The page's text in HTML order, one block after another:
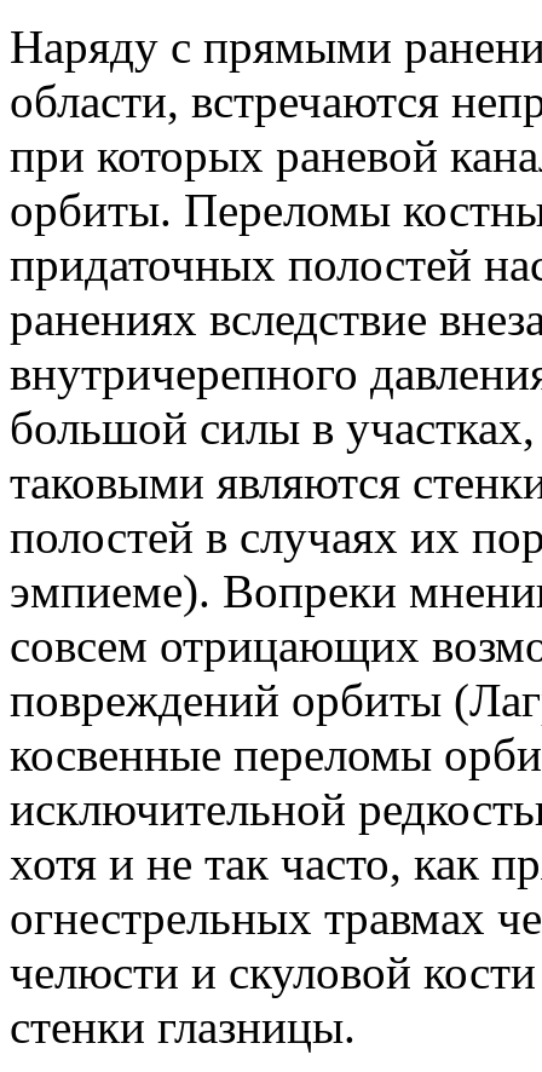
Наряду с прямыми
области, встречаются
при которых раневой
орбиты. Переломы
придаточных полостей
ранениях вследствие
внутричерепного
большой силы в
таковыми являются
полостей в случаях их
эмпиеме). Вопреки
совсем отрицающих
повреждений орбиты
косвенные переломы
исключительной
хотя и не так часто, как
огнестрельных травмах
челюсти и скуловой
стенки глазницы.